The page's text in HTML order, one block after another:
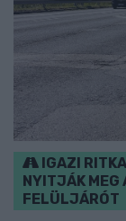
IGAZI
NYITJÁK MEG
FELÜLJÁRÓT